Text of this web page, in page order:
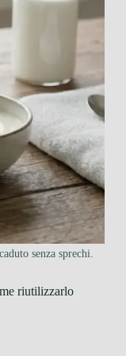
senza sprechi.
riutilizzarlo